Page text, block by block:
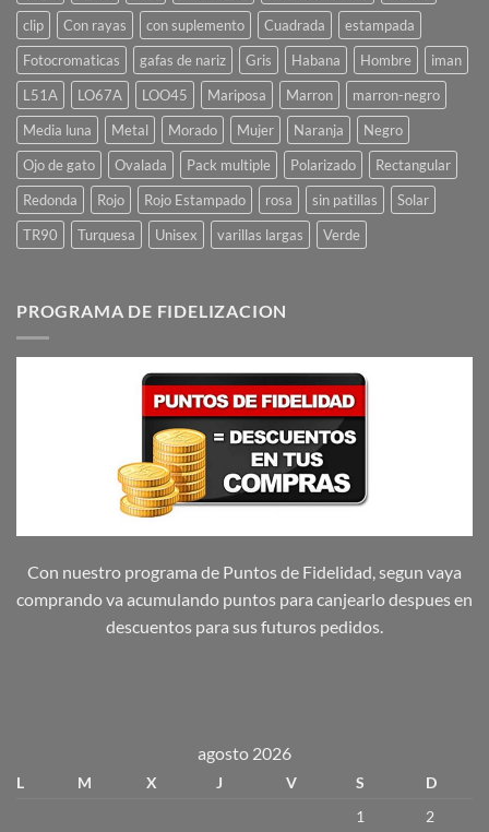
clip
Con rayas con suplemento Cuadrada
estampada
Fotocromaticas
gafas de nariz Gris Habana Hombre
iman
L51A
LO67A LOO45 Mariposa Marron
marron-negro
Media luna
Metal Morado Mujer Naranja
Negro
Ojo de gato
Ovalada Pack multiple Polarizado
Rectangular
Redonda
Rojo Rojo Estampado rosa sin patillas
Solar
TR90
Turquesa Unisex varillas largas Verde
PROGRAMA DE FIDELIZACION
Con nuestro programa de Puntos de Fidelidad, segun vaya
comprando va acumulando puntos para canjearlo despues en
descuentos para sus futuros pedidos.
agosto 2026
L M X J V S
D
1
2